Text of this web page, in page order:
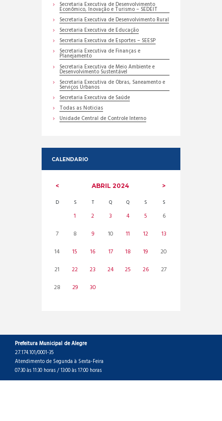
Secretaria Executiva de Desenvolvimento
Econômico, Inovação e Turismo – SEDEIT
Secretaria Executiva de Desenvolvimento Rural
Secretaria Executiva de Educação
Secretaria Executiva de Esportes – SEESP
Secretaria Executiva de Finanças e
Planejamento
Secretaria Executiva de Meio Ambiente e
Desenvolvimento Sustentável
Secretaria Executiva de Obras, Saneamento e
Serviços Urbanos
Secretaria Executiva de Saúde
Todas as Noticias
Unidade Central de Controle Interno
CALENDARIO
ABRIL 2024
D S T Q Q S S
1 2 3 4 5
6
7
8 9 10 11 12
13
14
15 16 17 18 19
20
21
22 23 24 25 26
27
28
29 30
Prefeitura Municipal de Alegre
27.174.101/0001-35
Atendimento de Segunda à Sexta-Feira
07:30 às 11:30 horas / 13:00 às 17:00 horas